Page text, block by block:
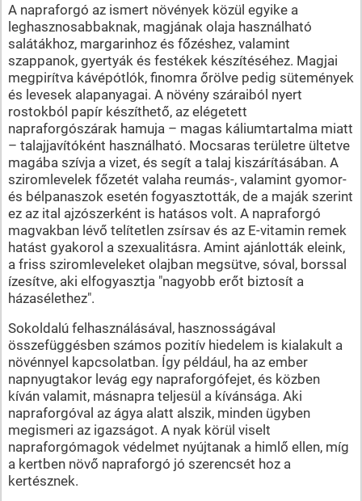
A napraforgó az ismert növények közül egyike a
leghasznosabbaknak, magjának olaja használható
salátákhoz, margarinhoz és főzéshez, valamint
szappanok, gyertyák és festékek készítéséhez. Magjai
megpirítva kávépótlók, finomra őrölve pedig sütemények
és levesek alapanyagai. A növény száraiból nyert
rostokból papír készíthető, az elégetett
napraforgószárak hamuja – magas káliumtartalma miatt
– talajjavítóként használható. Mocsaras területre ültetve
magába szívja a vizet, és segít a talaj kiszárításában. A
sziromlevelek főzetét valaha reumás-, valamint gyomor-
és bélpanaszok esetén fogyasztották, de a maják szerint
ez az ital ajzószerként is hatásos volt. A napraforgó
magvakban lévő telítetlen zsírsav és az E-vitamin remek
hatást gyakorol a szexualitásra. Amint ajánlották eleink,
a friss sziromleveleket olajban megsütve, sóval, borssal
ízesítve, aki elfogyasztja "nagyobb erőt biztosít a
házasélethez".
Sokoldalú felhasználásával, hasznosságával
összefüggésben számos pozitív hiedelem is kialakult a
növénnyel kapcsolatban. Így például, ha az ember
napnyugtakor levág egy napraforgófejet, és közben
kíván valamit, másnapra teljesül a kívánsága. Aki
napraforgóval az ágya alatt alszik, minden ügyben
megismeri az igazságot. A nyak körül viselt
napraforgómagok védelmet nyújtanak a himlő ellen, míg
a kertben növő napraforgó jó szerencsét hoz a
kertésznek.